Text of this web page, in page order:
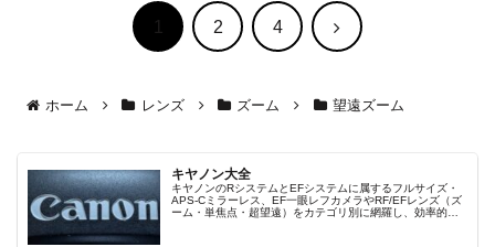
1 2 4 次
ホーム レンズ ズーム 望遠ズーム
キヤノン大全
キヤノンのRシステムとEFシステムに属するフルサイズ・
APS-Cミラーレス、EF一眼レフカメラやRF/EFレンズ（ズ
ーム・単焦点・超望遠）をカテゴリ別に網羅し、効率的に